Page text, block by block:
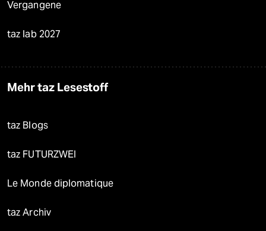
Vergangene
taz lab 2027
Mehr taz Lesestoff
taz Blogs
taz FUTURZWEI
Le Monde diplomatique
taz Archiv